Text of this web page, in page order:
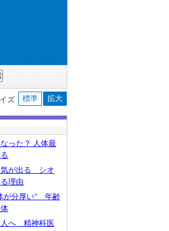
ズ 標準 拡大
った？ 人体最
気が出る シオ
理由
が分厚い" 年齢
人へ 精神科医